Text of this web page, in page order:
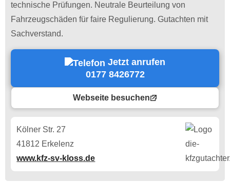
technische Prüfungen. Neutrale Beurteilung von
Fahrzeugschäden für faire Regulierung. Gutachten mit
Sachverstand.
Jetzt anrufen
0177 8426772
Webseite besuchen
Kölner Str. 27
41812 Erkelenz
www.kfz-sv-kloss.de